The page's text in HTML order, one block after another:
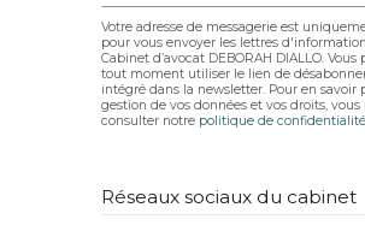
Votre adresse de messagerie est
pour vous envoyer les lettres
Cabinet d’avocat DEBORAH DIALLO. Vous
tout moment utiliser le lien de
intégré dans la newsletter. Pour en savoir
gestion de vos données et vos droits, vous
consulter notre politique de
Réseaux sociaux du cabinet